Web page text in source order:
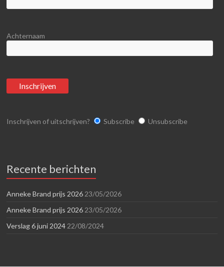
Achternaam
Inschrijven of uitschrijven? Subscribe Unsubscribe
Recente berichten
Anneke Brand prijs 2026 23/05/2026
Anneke Brand prijs 2026 23/05/2026
Verslag 6 juni 2024 22/08/2024